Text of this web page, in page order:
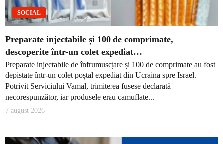
SOCIAL
Preparate injectabile și 100 de comprimate,
descoperite într-un colet expediat…
Preparate injectabile de înfrumusețare și 100 de comprimate au fost
depistate într-un colet poștal expediat din Ucraina spre Israel.
Potrivit Serviciului Vamal, trimiterea fusese declarată
necorespunzător, iar produsele erau camuflate...
7 august 2026